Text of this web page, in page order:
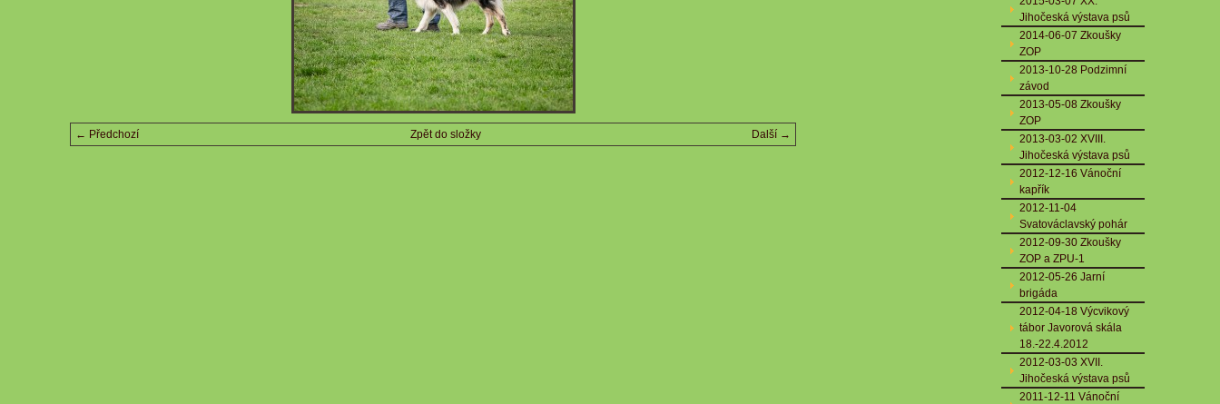
← Předchozí Další →
Zpět do složky
Jihočeská výstava psů
2014-06-07 Zkoušky
ZOP
2013-10-28 Podzimní
závod
2013-05-08 Zkoušky
ZOP
2013-03-02 XVIII.
Jihočeská výstava psů
2012-12-16 Vánoční
kapřík
2012-11-04
Svatováclavský pohár
2012-09-30 Zkoušky
ZOP a ZPU-1
2012-05-26 Jarní
brigáda
2012-04-18 Výcvikový
tábor Javorová skála
18.-22.4.2012
2012-03-03 XVII.
Jihočeská výstava psů
2011-12-11 Vánoční